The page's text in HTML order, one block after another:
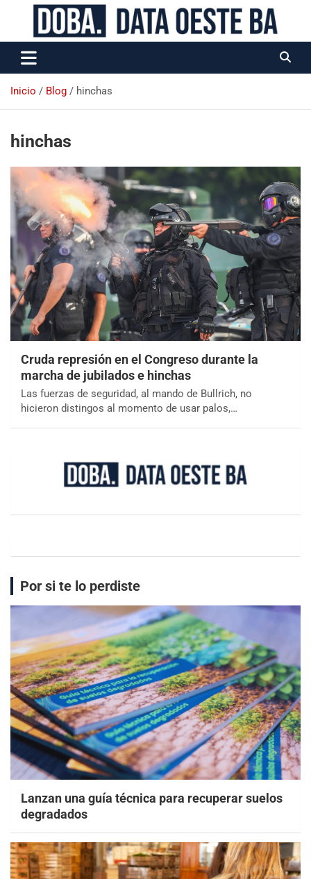
Data Oeste BA
Inicio Blog hinchas
hinchas
Cruda represión en el Congreso durante la
marcha de jubilados e hinchas
Las fuerzas de seguridad, al mando de Bullrich, no
hicieron distingos al momento de usar palos,…
Por si te lo perdiste
Lanzan una guía técnica para recuperar suelos
degradados